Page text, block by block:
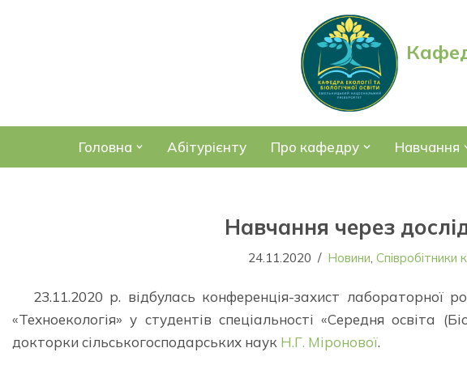
Головна Абітурієнту Про кафедру Навчання
Навчання через
24.11.2020 Новини,Співробітники
23.11.2020 р. відбулась конференція-захист лабораторної
«Техноекологія» у студентів спеціальності «Середня освіта
докторки сільськогосподарських наук Н.Г. Міронової.